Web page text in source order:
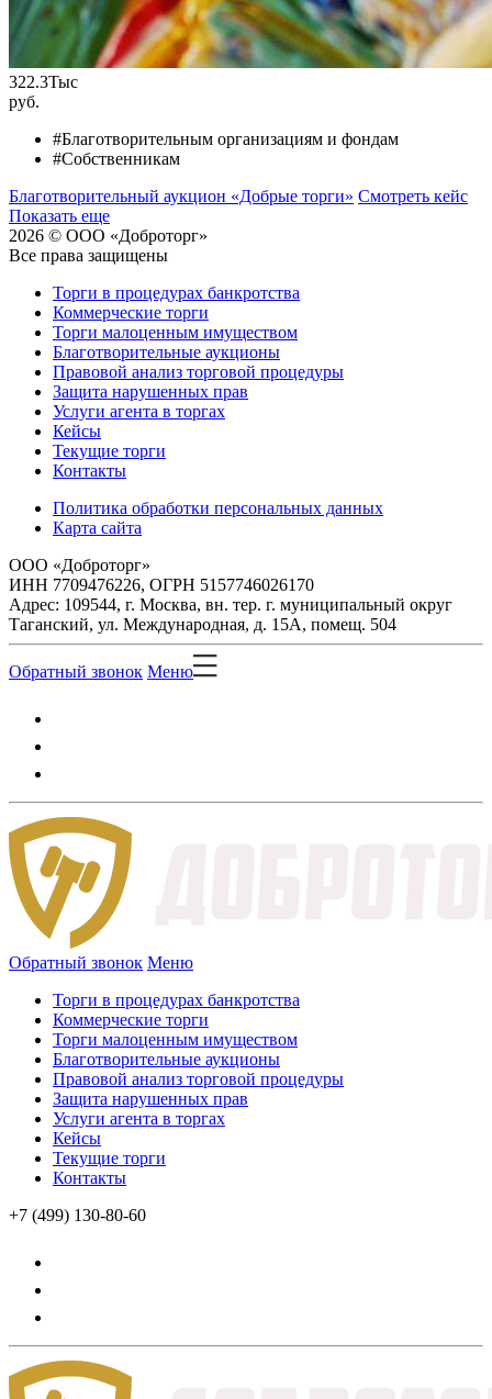
322.3Тыс
руб.
#Благотворительным организациям и фондам
#Собственникам
Благотворительный аукцион «Добрые торги» Смотреть кейс
Показать еще
2026 © ООО «Доброторг»
Все права защищены
Торги в процедурах банкротства
Коммерческие торги
Торги малоценным имуществом
Благотворительные аукционы
Правовой анализ торговой процедуры
Защита нарушенных прав
Услуги агента в торгах
Кейсы
Текущие торги
Контакты
Политика обработки персональных данных
Карта сайта
ООО «Доброторг»
ИНН 7709476226, ОГРН 5157746026170
Адрес: 109544, г. Москва, вн. тер. г. муниципальный округ
Таганский, ул. Международная, д. 15А, помещ. 504
Обратный звонок Меню
Обратный звонок Меню
Торги в процедурах банкротства
Коммерческие торги
Торги малоценным имуществом
Благотворительные аукционы
Правовой анализ торговой процедуры
Защита нарушенных прав
Услуги агента в торгах
Кейсы
Текущие торги
Контакты
+7 (499) 130-80-60